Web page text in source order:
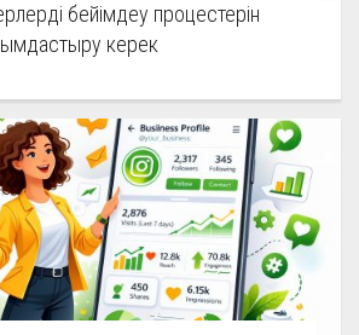
бейімдеу процестерін
керек